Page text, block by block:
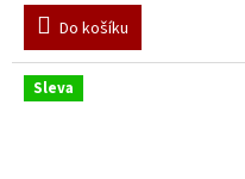
Do košíku
Sleva